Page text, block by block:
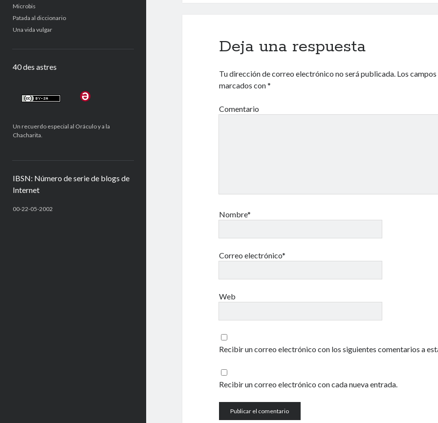
Microbis
Patada al diccionario
Una vida vulgar
40 des astres
Un recuerdo especial al Oráculo y a la
Chacharita.
IBSN: Número de serie de blogs de
Internet
00-22-05-2002
Deja una respuesta
Tu dirección de correo electrónico no será publicada. Los
marcados con*
Comentario
Nombre*
Correo electrónico*
Web
Recibir un correo electrónico con los siguientes comentarios a
Recibir un correo electrónico con cada nueva entrada.